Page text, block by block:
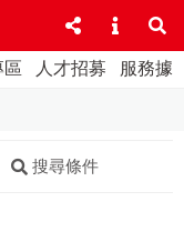
區 人才招募 服務據
搜尋條件